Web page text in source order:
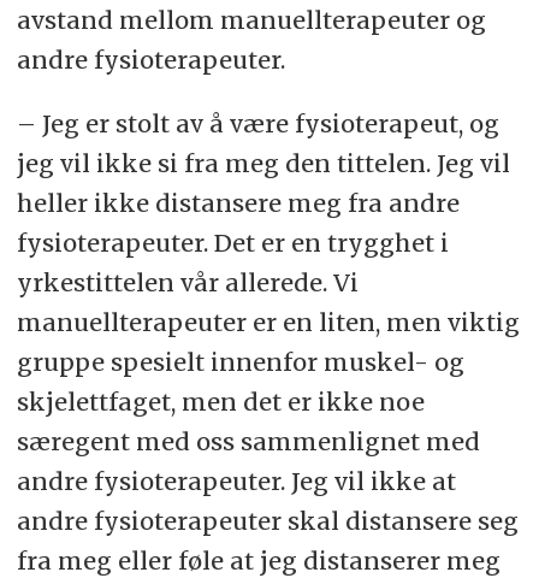
avstand mellom manuellterapeuter og
andre fysioterapeuter.
– Jeg er stolt av å være fysioterapeut, og
jeg vil ikke si fra meg den tittelen. Jeg vil
heller ikke distansere meg fra andre
fysioterapeuter. Det er en trygghet i
yrkestittelen vår allerede. Vi
manuellterapeuter er en liten, men viktig
gruppe spesielt innenfor muskel- og
skjelettfaget, men det er ikke noe
særegent med oss sammenlignet med
andre fysioterapeuter. Jeg vil ikke at
andre fysioterapeuter skal distansere seg
fra meg eller føle at jeg distanserer meg